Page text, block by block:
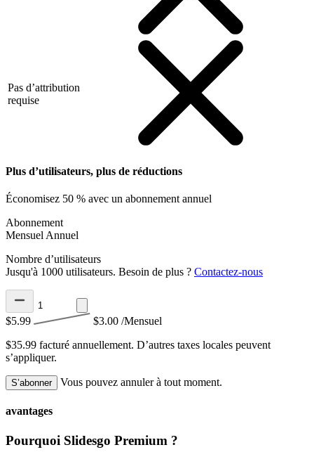
Pas d’attribution
requise
Plus d’utilisateurs, plus de réductions
Économisez 50 % avec un abonnement annuel
Abonnement
Mensuel Annuel
Nombre d’utilisateurs
Jusqu'à 1000 utilisateurs. Besoin de plus ? Contactez-nous
$5.99 $3.00 /Mensuel
$35.99 facturé annuellement. D’autres taxes locales peuvent
s’appliquer.
S’abonner Vous pouvez annuler à tout moment.
avantages
Pourquoi Slidesgo Premium ?